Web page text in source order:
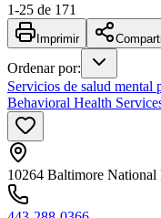
1-25 de 171
Imprimir
Ordenar por:
Servicios de salud mental
Behavioral Health
10264 Baltimore